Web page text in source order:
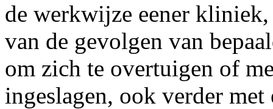
de werkwijze eener
van de gevolgen van
om zich te overtuigen of
ingeslagen, ook verder